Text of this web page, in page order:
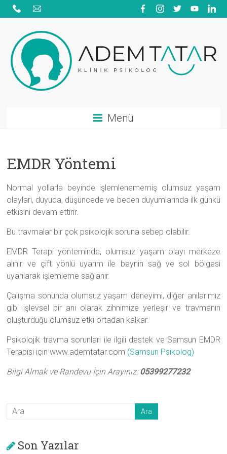
Skip
to
Psikolojik
Danışmanlık
|
Aile
Danışmanlığı
|
Samsun
Psikolog
Menü
EMDR Yöntemi
Normal yollarla beyinde işlemlenememiş olumsuz yaşam
olayları, duyuda, düşüncede ve beden duyumlarında ilk günkü
etkisini devam ettirir.
Bu travmalar bir çok psikolojik soruna sebep olabilir.
EMDR Terapi yönteminde, olumsuz yaşam olayı merkeze
alınır ve çift yönlü uyarım ile beynin sağ ve sol bölgesi
uyarılarak işlemleme sağlanır.
Çalışma sonunda olumsuz yaşam deneyimi, diğer anılarımız
gibi işlevsel bir anı olarak zihnimize yerleşir ve travmanın
oluşturduğu olumsuz etki ortadan kalkar.
Psikolojik travma sorunları ile ilgili destek ve Samsun EMDR
Terapisi için www.ademtatar.com (Samsun Psikolog)
Bilgi Almak ve Randevu İçin Arayınız: 05399277232
Son Yazılar